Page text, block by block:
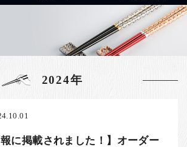
いて
ついて
2024年
報に掲載されました！】オーダー